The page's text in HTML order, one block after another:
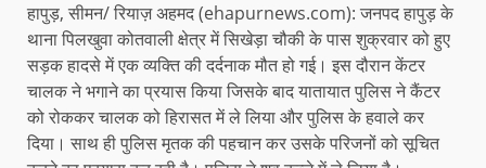
हापुड़, सीमन/ रियाज़ अहमद (ehapurnews.com): जनपद हापुड़ के
थाना पिलखुवा कोतवाली क्षेत्र में सिखेड़ा चौकी के पास शुक्रवार को हुए
सड़क हादसे में एक व्यक्ति की दर्दनाक मौत हो गई। इस दौरान केंटर
चालक ने भगाने का प्रयास किया जिसके बाद यातायात पुलिस ने कैंटर
को रोककर चालक को हिरासत में ले लिया और पुलिस के हवाले कर
दिया। साथ ही पुलिस मृतक की पहचान कर उसके परिजनों को सूचित